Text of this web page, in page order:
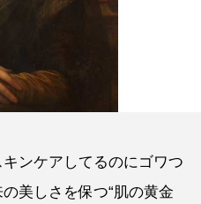
キンケアしてるのにゴワつ
美しさを保つ“肌の黄金